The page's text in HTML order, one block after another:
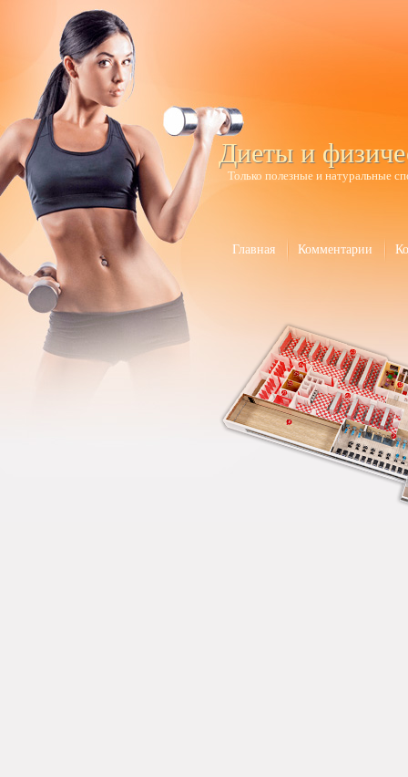
Диеты и
Только полезные и натуральные
Главная Комментарии